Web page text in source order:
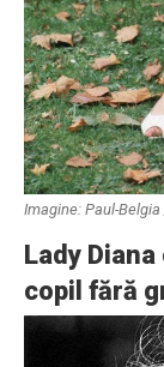
Imagine: Paul-
Lady
copil fără